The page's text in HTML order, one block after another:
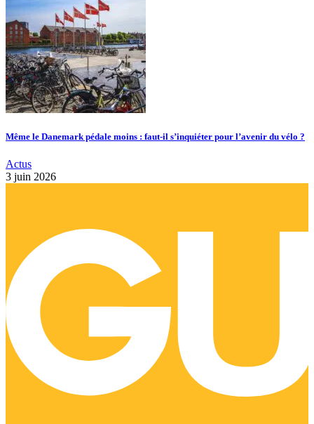
Même le Danemark pédale moins : faut-il s’inquiéter pour l’avenir du vélo ?
Actus
3 juin 2026